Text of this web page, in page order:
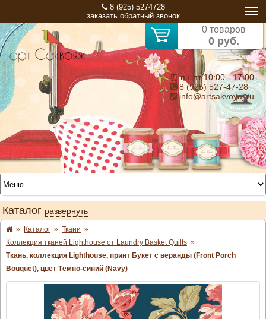
8 (925) 5274728
заказать обратный звонок
0 товаров
0 руб.
⏰ пн-пт 10:00 - 17:00
8 (925) 527-47-28
info@artsakvoyaj.ru
Каталог развернуть
» Каталог » Ткани »
Коллекция тканей Lighthouse от Laundry Basket Quilts »
Ткань, коллекция Lighthouse, принт Букет с веранды (Front Porch
Bouquet), цвет Тёмно-синий (Navy)